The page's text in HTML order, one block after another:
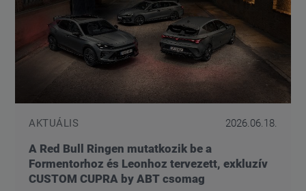
AKTUÁLIS 2026.06.18.
A Red Bull Ringen mutatkozik be a
Formentorhoz és Leonhoz tervezett, exkluzív
CUSTOM CUPRA by ABT csomag